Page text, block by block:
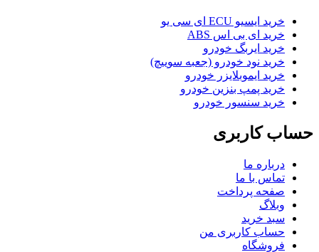
خرید ایسیو ECU ای سی یو
خرید ای بی اس ABS
خرید ایربگ خودرو
خرید نود خودرو (جعبه سوییچ)
خرید ایموبلایزر خودرو
خرید پمپ بنزین خودرو
خرید سنسور خودرو
حساب کاربری
درباره ما
تماس با ما
صفحه پرداخت
وبلاگ
سبد خرید
حساب کاربری من
فروشگاه